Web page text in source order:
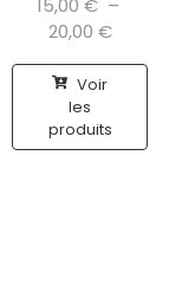
15,00 € –
20,00 €
Voir
les
produits